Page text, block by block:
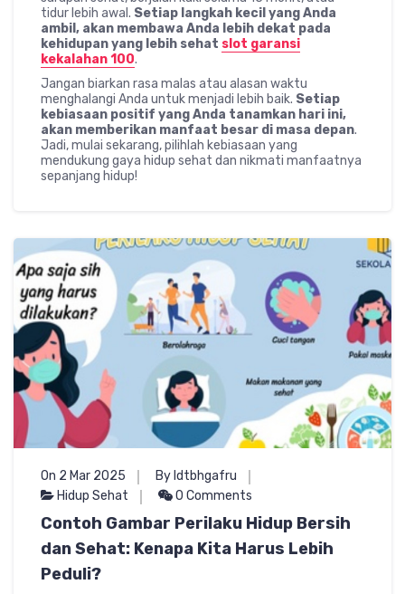
tidur lebih awal. Setiap langkah kecil yang Anda
ambil, akan membawa Anda lebih dekat pada
kehidupan yang lebih sehat slot garansi
kekalahan 100.
Jangan biarkan rasa malas atau alasan waktu
menghalangi Anda untuk menjadi lebih baik. Setiap
kebiasaan positif yang Anda tanamkan hari ini,
akan memberikan manfaat besar di masa depan.
Jadi, mulai sekarang, pilihlah kebiasaan yang
mendukung gaya hidup sehat dan nikmati manfaatnya
sepanjang hidup!
On 2 Mar 2025
By ldtbhgafru
Hidup Sehat
0 Comments
Contoh Gambar Perilaku Hidup Bersih
dan Sehat: Kenapa Kita Harus Lebih
Peduli?